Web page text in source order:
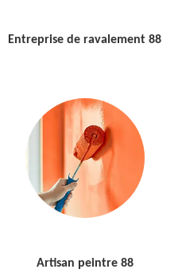
Entreprise de ravalement 88
Artisan peintre 88